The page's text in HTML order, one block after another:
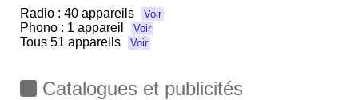
Radio : 40 appareils Voir
Phono : 1 appareil Voir
Tous 51 appareils Voir
Catalogues et publicités